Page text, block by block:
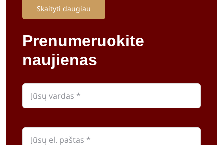
Skaityti daugiau
Prenumeruokite
naujienas